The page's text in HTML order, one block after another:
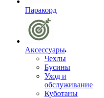
Паракорд
Аксессуары
Чехлы
Бусины
Уход и
обслуживание
Куботаны